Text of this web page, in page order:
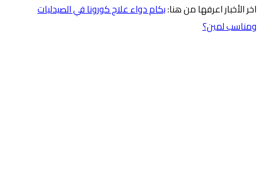
اخر الأخبار اعرفها من هنا:بكام دواء علاج كورونا في الصيدليات
ومناسب لمين؟